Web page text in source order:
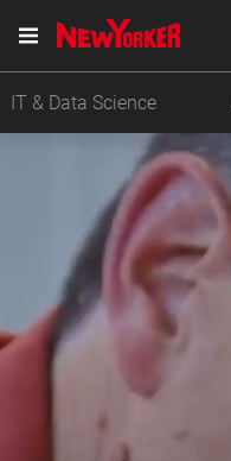
IT & Data Science